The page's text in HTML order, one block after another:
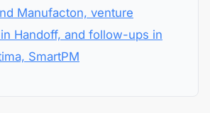
Manufacton, venture
Handoff, and follow-ups in
SmartPM